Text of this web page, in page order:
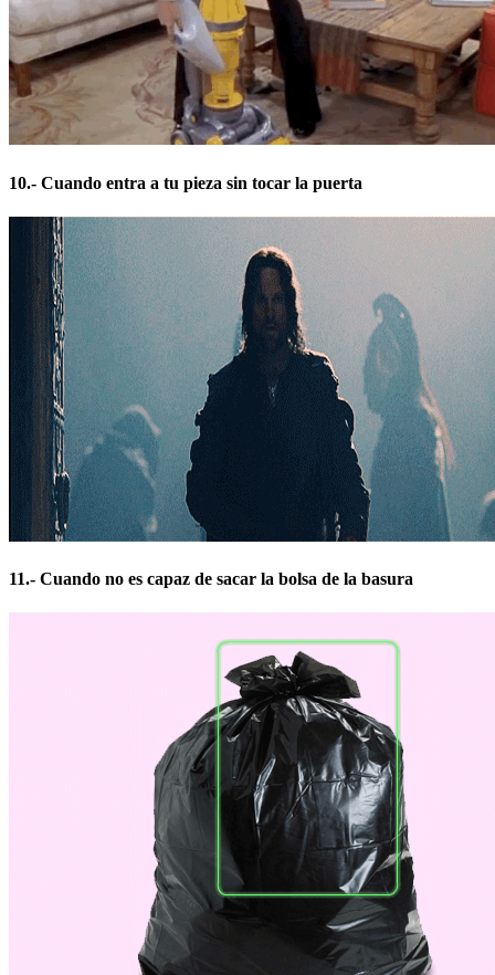
10.- Cuando entra a tu pieza sin tocar la puerta
11.- Cuando no es capaz de sacar la bolsa de la basura